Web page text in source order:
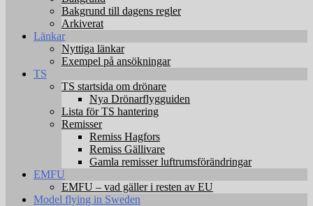
Bakgrund till dagens regler
Arkiverat
Länkar
Nyttiga länkar
Exempel på ansökningar
TS
TS startsida om drönare
Nya Drönarflygguiden
Lista för TS hantering
Remisser
Remiss Hagfors
Remiss Gällivare
Gamla remisser luftrumsförändringar
EMFU
EMFU – vad gäller i resten av EU
Model flying in Sweden